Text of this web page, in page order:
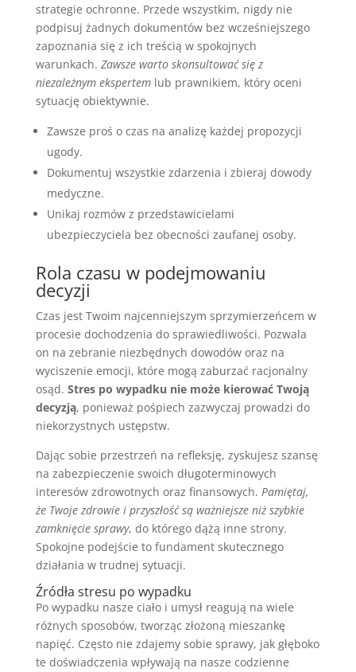
strategie ochronne. Przede wszystkim, nigdy nie
podpisuj żadnych dokumentów bez wcześniejszego
zapoznania się z ich treścią w spokojnych
warunkach. Zawsze warto skonsultować się z
niezależnym ekspertemlub prawnikiem, który oceni
sytuację obiektywnie.
Zawsze proś o czas na analizę każdej propozycji
ugody.
Dokumentuj wszystkie zdarzenia i zbieraj dowody
medyczne.
Unikaj rozmów z przedstawicielami
ubezpieczyciela bez obecności zaufanej osoby.
Rola czasu w podejmowaniu
decyzji
Czas jest Twoim najcenniejszym sprzymierzeńcem w
procesie dochodzenia do sprawiedliwości. Pozwala
on na zebranie niezbędnych dowodów oraz na
wyciszenie emocji, które mogą zaburzać racjonalny
osąd. Stres po wypadku nie może kierować Twoją
decyzją, ponieważ pośpiech zazwyczaj prowadzi do
niekorzystnych ustępstw.
Dając sobie przestrzeń na refleksję, zyskujesz szansę
na zabezpieczenie swoich długoterminowych
interesów zdrowotnych oraz finansowych. Pamiętaj,
że Twoje zdrowie i przyszłość są ważniejsze niż szybkie
zamknięcie sprawy, do którego dążą inne strony.
Spokojne podejście to fundament skutecznego
działania w trudnej sytuacji.
Źródła stresu po wypadku
Po wypadku nasze ciało i umysł reagują na wiele
różnych sposobów, tworząc złożoną mieszankę
napięć. Często nie zdajemy sobie sprawy, jak głęboko
te doświadczenia wpływają na nasze codzienne